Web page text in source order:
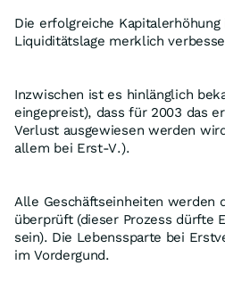
Die erfolgreiche Kapitalerhöhung
Liquiditätslage merklich
Inzwischen ist es hinlänglich
eingepreist), dass für 2003 das
Verlust ausgewiesen werden
allem bei Erst-V.).
Alle Geschäftseinheiten werden
überprüft (dieser Prozess dürfte
sein). Die Lebenssparte bei
im Vordergund.